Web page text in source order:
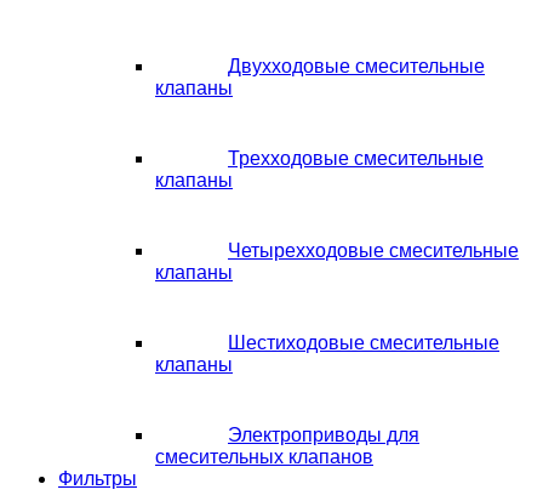
Двухходовые смесительные
клапаны
Трехходовые смесительные
клапаны
Четырехходовые смесительные
клапаны
Шестиходовые смесительные
клапаны
Электроприводы для
смесительных клапанов
Фильтры